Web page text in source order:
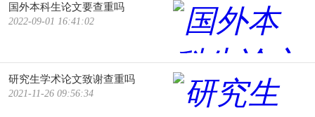
国外本科生论文要查重吗
2022-09-01 16:41:02
研究生学术论文致谢查重吗
2021-11-26 09:56:34